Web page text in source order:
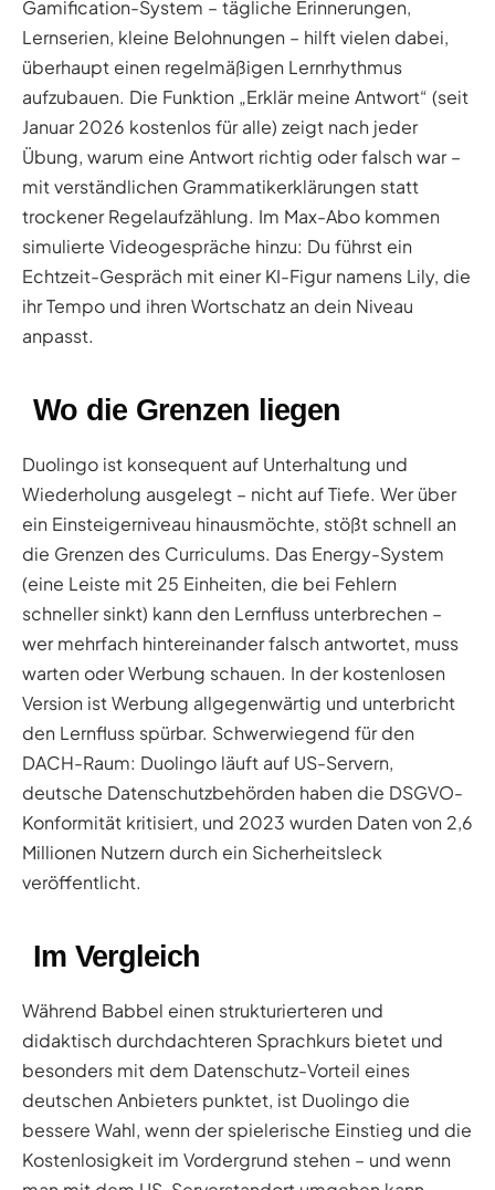
Gamification-System – tägliche Erinnerungen,
Lernserien, kleine Belohnungen – hilft vielen dabei,
überhaupt einen regelmäßigen Lernrhythmus
aufzubauen. Die Funktion „Erklär meine Antwort“ (seit
Januar 2026 kostenlos für alle) zeigt nach jeder
Übung, warum eine Antwort richtig oder falsch war –
mit verständlichen Grammatikerklärungen statt
trockener Regelaufzählung. Im Max-Abo kommen
simulierte Videogespräche hinzu: Du führst ein
Echtzeit-Gespräch mit einer KI-Figur namens Lily, die
ihr Tempo und ihren Wortschatz an dein Niveau
anpasst.
Wo die Grenzen liegen
Duolingo ist konsequent auf Unterhaltung und
Wiederholung ausgelegt – nicht auf Tiefe. Wer über
ein Einsteigerniveau hinausmöchte, stößt schnell an
die Grenzen des Curriculums. Das Energy-System
(eine Leiste mit 25 Einheiten, die bei Fehlern
schneller sinkt) kann den Lernfluss unterbrechen –
wer mehrfach hintereinander falsch antwortet, muss
warten oder Werbung schauen. In der kostenlosen
Version ist Werbung allgegenwärtig und unterbricht
den Lernfluss spürbar. Schwerwiegend für den
DACH-Raum: Duolingo läuft auf US-Servern,
deutsche Datenschutzbehörden haben die DSGVO-
Konformität kritisiert, und 2023 wurden Daten von 2,6
Millionen Nutzern durch ein Sicherheitsleck
veröffentlicht.
Im Vergleich
Während Babbel einen strukturierteren und
didaktisch durchdachteren Sprachkurs bietet und
besonders mit dem Datenschutz-Vorteil eines
deutschen Anbieters punktet, ist Duolingo die
bessere Wahl, wenn der spielerische Einstieg und die
Kostenlosigkeit im Vordergrund stehen – und wenn